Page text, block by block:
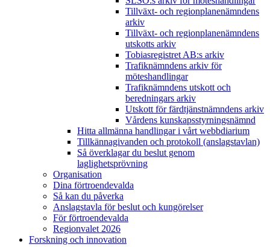
Tillväxt- och regionplanenämndens
arkiv
Tillväxt- och regionplanenämndens
utskotts arkiv
Tobiasregistret AB:s arkiv
Trafiknämndens arkiv för
möteshandlingar
Trafiknämndens utskott och
beredningars arkiv
Utskott för färdtjänstnämndens arkiv
Vårdens kunskapsstyrningsnämnd
Hitta allmänna handlingar i vårt webbdiarium
Tillkännagivanden och protokoll (anslagstavlan)
Så överklagar du beslut genom
laglighetsprövning
Organisation
Dina förtroendevalda
Så kan du påverka
Anslagstavla för beslut och kungörelser
För förtroendevalda
Regionvalet 2026
Forskning och innovation